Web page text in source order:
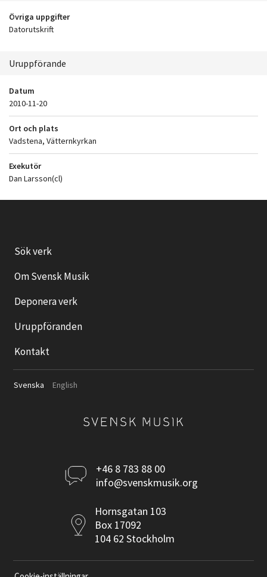
Övriga uppgifter
Datorutskrift
Uruppförande
Datum
2010-11-20
Ort och plats
Vadstena, Vätternkyrkan
Exekutör
Dan Larsson(cl)
Sök verk
Om Svensk Musik
Deponera verk
Uruppföranden
Kontakt
Svenska English
Kontakta
oss
+46 8 783 88 00
info@svenskmusik.org
Postadress
Hornsgatan 103
Box 17092
104 62 Stockholm